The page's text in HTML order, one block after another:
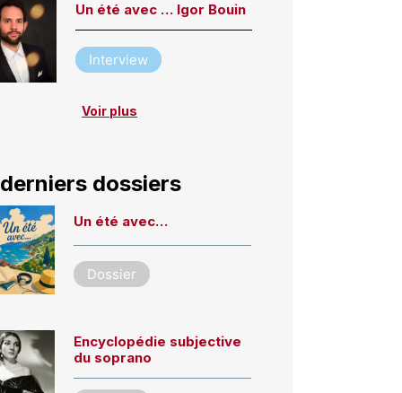
Un été avec … Igor Bouin
Interview
Voir plus
dossiers
Un été avec…
Dossier
Encyclopédie subjective
du soprano